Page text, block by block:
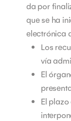
da por
que se ha
electrónica
Los
vía
El
El